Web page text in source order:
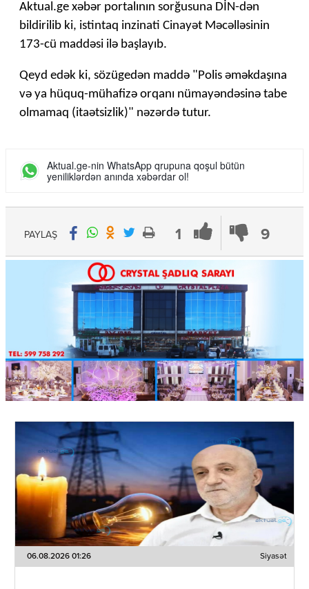
Aktual.ge xəbər portalının sorğusuna DİN-dən
bildirilib ki, istintaq inzinati Cinayət Məcəlləsinin
173-cü maddəsi ilə başlayıb.
Qeyd edək ki, sözügedən maddə "Polis əməkdaşına
və ya hüquq-mühafizə orqanı nümayəndəsinə tabe
olmamaq (itaətsizlik)" nəzərdə tutur.
Aktual.ge-nin WhatsApp qrupuna qoşul bütün
yeniliklərdən anında xəbərdar ol!
1 9
PAYLAŞ
06.08.2026 01:26 Siyasət